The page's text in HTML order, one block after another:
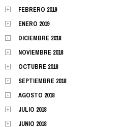
FEBRERO 2019
ENERO 2019
DICIEMBRE 2018
NOVIEMBRE 2018
OCTUBRE 2018
SEPTIEMBRE 2018
AGOSTO 2018
JULIO 2018
JUNIO 2018